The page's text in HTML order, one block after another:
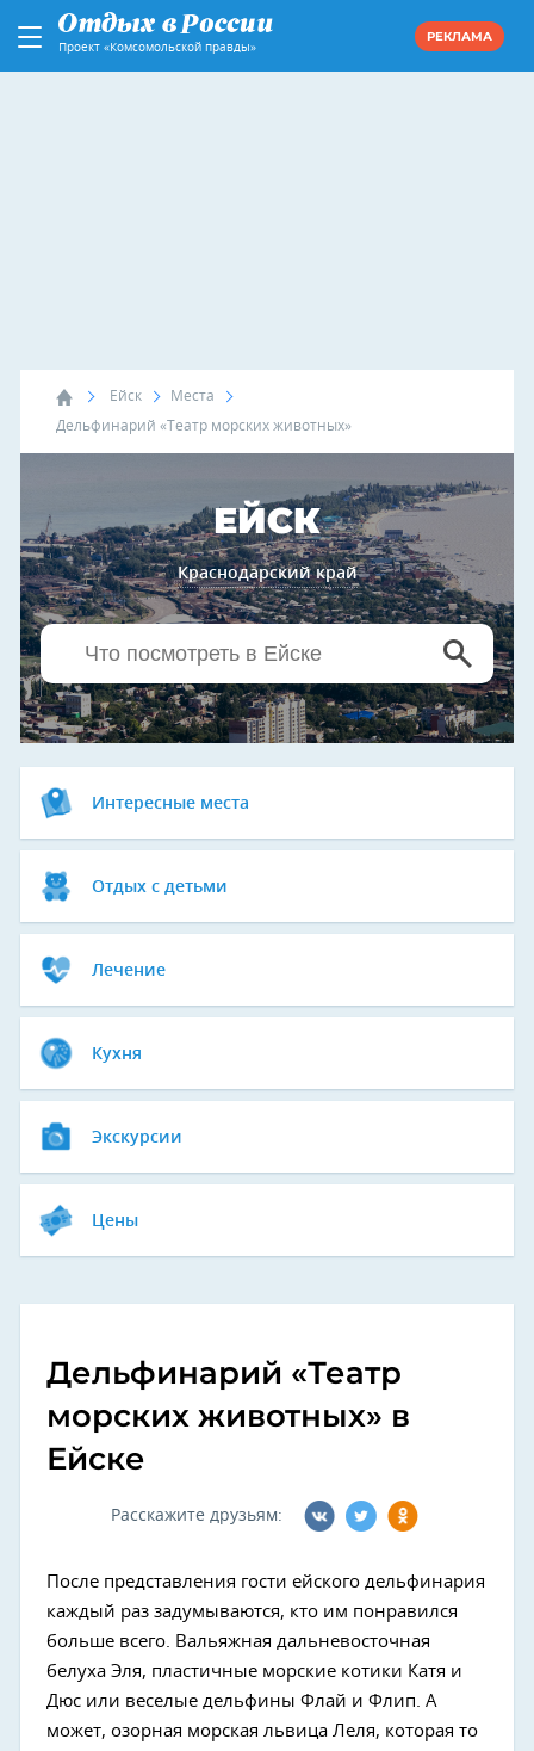
Проект «Комсомольской правды»
РЕКЛАМА
Ейск Места
Дельфинарий «Театр морских животных»
ЕЙСК
Краснодарский край
Интересные места
Отдых с детьми
Лечение
Кухня
Экскурсии
Цены
Дельфинарий «Театр
морских животных» в
Ейске
Расскажите друзьям:
После представления гости ейского дельфинария
каждый раз задумываются, кто им понравился
больше всего. Вальяжная дальневосточная
белуха Эля, пластичные морские котики Катя и
Дюс или веселые дельфины Флай и Флип. А
может, озорная морская львица Леля, которая то